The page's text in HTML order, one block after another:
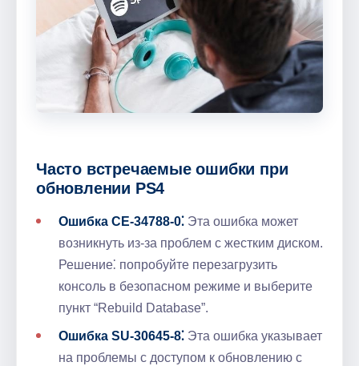
Часто встречаемые ошибки при
обновлении PS4
Ошибка CE-34788-0⁚ Эта ошибка может
возникнуть из-за проблем с жестким диском.
Решение⁚ попробуйте перезагрузить
консоль в безопасном режиме и выберите
пункт “Rebuild Database”.
Ошибка SU-30645-8⁚ Эта ошибка указывает
на проблемы с доступом к обновлению с